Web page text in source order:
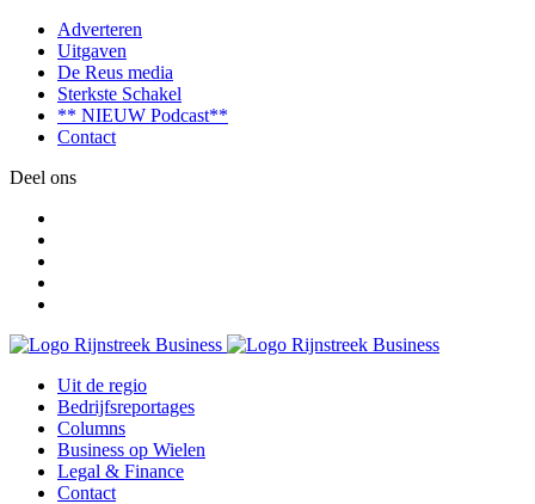
Adverteren
Uitgaven
De Reus media
Sterkste Schakel
** NIEUW Podcast**
Contact
Deel ons
Uit de regio
Bedrijfsreportages
Columns
Business op Wielen
Legal & Finance
Contact